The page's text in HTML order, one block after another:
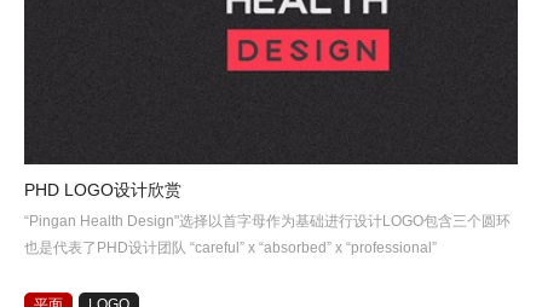
PHD LOGO设计欣赏
“Pingan Health Design"选择以首字母作为基础进行设计LOGO包含三个圆环
也是代表了PHD设计团队 “careful” x “absorbed” x “professional”